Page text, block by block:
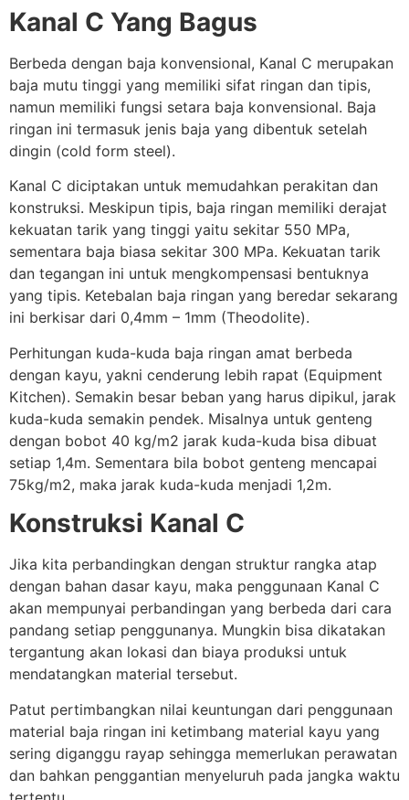
Kanal C Yang Bagus
Berbeda dengan baja konvensional, Kanal C merupakan
baja mutu tinggi yang memiliki sifat ringan dan tipis,
namun memiliki fungsi setara baja konvensional. Baja
ringan ini termasuk jenis baja yang dibentuk setelah
dingin (cold form steel).
Kanal C diciptakan untuk memudahkan perakitan dan
konstruksi. Meskipun tipis, baja ringan memiliki derajat
kekuatan tarik yang tinggi yaitu sekitar 550 MPa,
sementara baja biasa sekitar 300 MPa. Kekuatan tarik
dan tegangan ini untuk mengkompensasi bentuknya
yang tipis. Ketebalan baja ringan yang beredar sekarang
ini berkisar dari 0,4mm – 1mm (Theodolite).
Perhitungan kuda-kuda baja ringan amat berbeda
dengan kayu, yakni cenderung lebih rapat (Equipment
Kitchen). Semakin besar beban yang harus dipikul, jarak
kuda-kuda semakin pendek. Misalnya untuk genteng
dengan bobot 40 kg/m2 jarak kuda-kuda bisa dibuat
setiap 1,4m. Sementara bila bobot genteng mencapai
75kg/m2, maka jarak kuda-kuda menjadi 1,2m.
Konstruksi Kanal C
Jika kita perbandingkan dengan struktur rangka atap
dengan bahan dasar kayu, maka penggunaan Kanal C
akan mempunyai perbandingan yang berbeda dari cara
pandang setiap penggunanya. Mungkin bisa dikatakan
tergantung akan lokasi dan biaya produksi untuk
mendatangkan material tersebut.
Patut pertimbangkan nilai keuntungan dari penggunaan
material baja ringan ini ketimbang material kayu yang
sering diganggu rayap sehingga memerlukan perawatan
dan bahkan penggantian menyeluruh pada jangka waktu